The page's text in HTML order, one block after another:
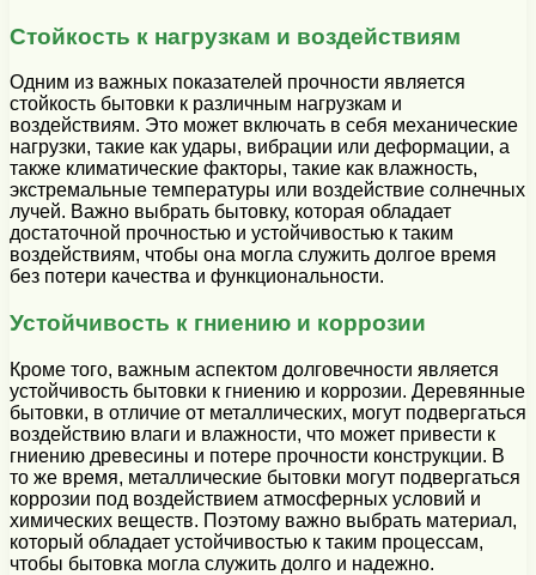
Стойкость к нагрузкам и воздействиям
Одним из важных показателей прочности является
стойкость бытовки к различным нагрузкам и
воздействиям. Это может включать в себя механические
нагрузки, такие как удары, вибрации или деформации, а
также климатические факторы, такие как влажность,
экстремальные температуры или воздействие солнечных
лучей. Важно выбрать бытовку, которая обладает
достаточной прочностью и устойчивостью к таким
воздействиям, чтобы она могла служить долгое время
без потери качества и функциональности.
Устойчивость к гниению и коррозии
Кроме того, важным аспектом долговечности является
устойчивость бытовки к гниению и коррозии. Деревянные
бытовки, в отличие от металлических, могут подвергаться
воздействию влаги и влажности, что может привести к
гниению древесины и потере прочности конструкции. В
то же время, металлические бытовки могут подвергаться
коррозии под воздействием атмосферных условий и
химических веществ. Поэтому важно выбрать материал,
который обладает устойчивостью к таким процессам,
чтобы бытовка могла служить долго и надежно.